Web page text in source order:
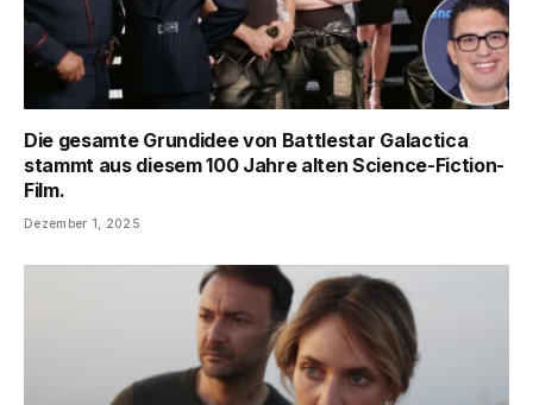
Die gesamte Grundidee von Battlestar Galactica
stammt aus diesem 100 Jahre alten Science-Fiction-
Film.
Dezember 1, 2025